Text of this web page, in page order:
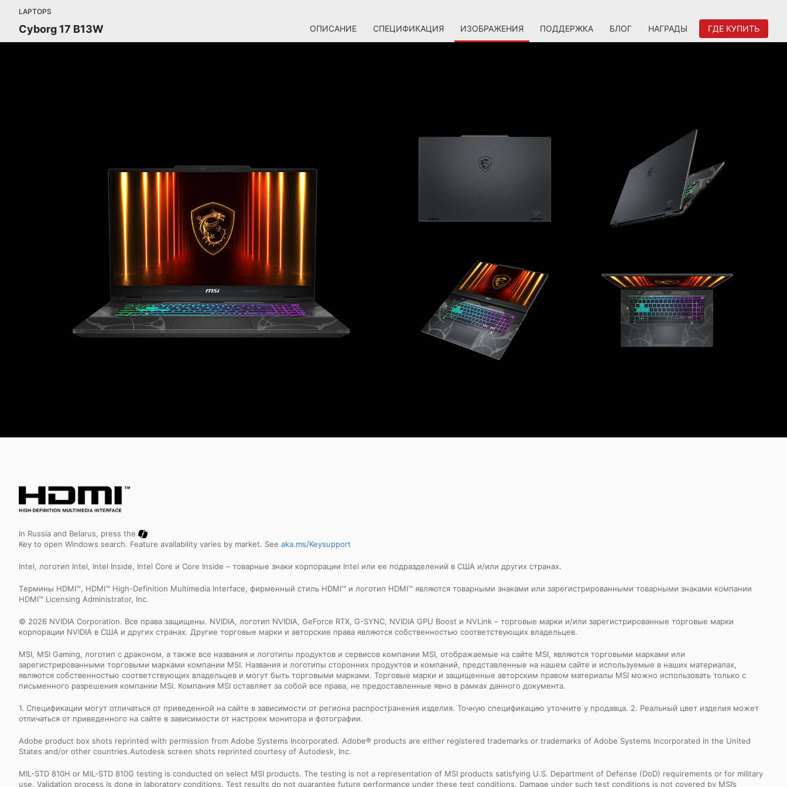
LAPTOPS
Cyborg 17 B13W ОПИСАНИЕ СПЕЦИФИКАЦИЯ ИЗОБРАЖЕНИЯ ПОДДЕРЖКА БЛОГ НАГРАДЫ ГДЕ КУПИТЬ
In Russia and Belarus, press the
Key to open Windows search. Feature availability varies by market. See aka.ms/Keysupport
Intel, логотип Intel, Intel Inside, Intel Core и Core Inside – товарные знаки корпорации Intel или ее подразделений в США и/или других странах.
Tермины HDMI™, HDMI™ High-Definition Multimedia Interface, фирменный стиль HDMI™ и логотип HDMI™ являются товарными знаками или зарегистрированными товарными знаками компании
HDMI™ Licensing Administrator, Inc.
© 2026 NVIDIA Corporation. Все права защищены. NVIDIA, логотип NVIDIA, GeForce RTX, G-SYNC, NVIDIA GPU Boost и NVLink – торговые марки и/или зарегистрированные торговые марки
корпорации NVIDIA в США и других странах. Другие торговые марки и авторские права являются собственностью соответствующих владельцев.
MSI, MSI Gaming, логотип с драконом, а также все названия и логотипы продуктов и сервисов компании MSI, отображаемые на сайте MSI, являются торговыми марками или
зарегистрированными торговыми марками компании MSI. Названия и логотипы сторонних продуктов и компаний, представленные на нашем сайте и используемые в наших материалах,
являются собственностью соответствующих владельцев и могут быть торговыми марками. Торговые марки и защищенные авторским правом материалы MSI можно использовать только с
письменного разрешения компании MSI. Компания MSI оставляет за собой все права, не предоставленные явно в рамках данного документа.
1. Спецификации могут отличаться от приведенной на сайте в зависимости от региона распространения изделия. Точную спецификацию уточните у продавца. 2. Реальный цвет изделия может
отличаться от приведенного на сайте в зависимости от настроек монитора и фотографии.
Adobe product box shots reprinted with permission from Adobe Systems Incorporated. Adobe® products are either registered trademarks or trademarks of Adobe Systems Incorporated in the United
States and/or other countries.Autodesk screen shots reprinted courtesy of Autodesk, Inc.
MIL-STD 810H or MIL-STD 810G testing is conducted on select MSI products. The testing is not a representation of MSI products satisfying U.S. Department of Defense (DoD) requirements or for military
use. Validation process is done in laboratory conditions. Test results do not guarantee future performance under these test conditions. Damage under such test conditions is not covered by MSI’s